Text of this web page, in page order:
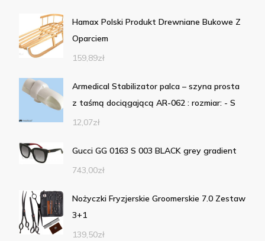
Hamax Polski Produkt Drewniane Bukowe Z
Oparciem
159,89zł
Armedical Stabilizator palca – szyna prosta
z taśmą dociągającą AR-062 : rozmiar: - S
12,07zł
Gucci GG 0163 S 003 BLACK grey gradient
743,00zł
Nożyczki Fryzjerskie Groomerskie 7.0 Zestaw
3+1
139,50zł